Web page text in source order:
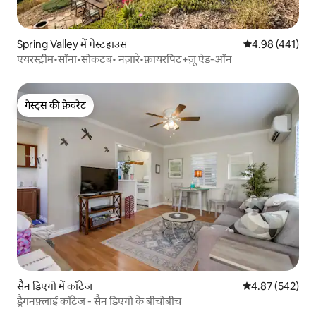
Spring Valley में गेस्टहाउस औसत रेटिंग 5 में से
4.98 (441)
एयरस्ट्रीम•सॉना•सोकटब• नज़ारे•फ़ायरपिट+ज़ू ऐड-ऑन
गेस्ट्स की फ़ेवरेट
गेस्ट्स की फ़ेवरेट
सैन डिएगो में कॉटेज औसत रेटिंग 5 में से
4.87 (542)
ड्रैगनफ़्लाई कॉटेज - सैन डिएगो के बीचोबीच